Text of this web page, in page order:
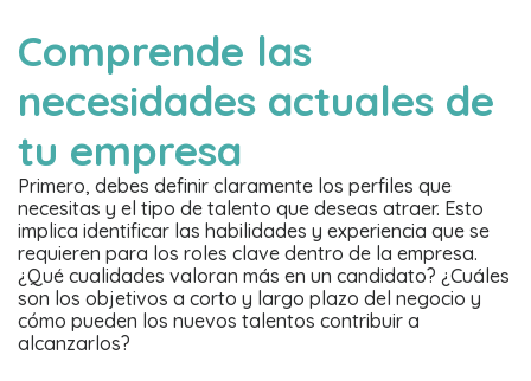
Comprende las
necesidades actuales de
tu empresa
Primero, debes definir claramente los perfiles que
necesitas y el tipo de talento que deseas atraer. Esto
implica identificar las habilidades y experiencia que se
requieren para los roles clave dentro de la empresa.
¿Qué cualidades valoran más en un candidato? ¿Cuáles
son los objetivos a corto y largo plazo del negocio y
cómo pueden los nuevos talentos contribuir a
alcanzarlos?